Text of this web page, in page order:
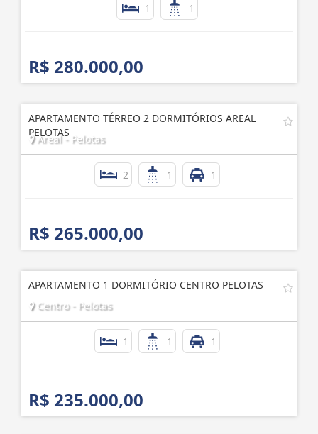
1 1
R$ 280.000,00
APARTAMENTO TÉRREO 2 DORMITÓRIOS AREAL
PELOTAS
Areal - Pelotas
2 1 1
R$ 265.000,00
APARTAMENTO 1 DORMITÓRIO CENTRO PELOTAS
Centro - Pelotas
1 1 1
R$ 235.000,00